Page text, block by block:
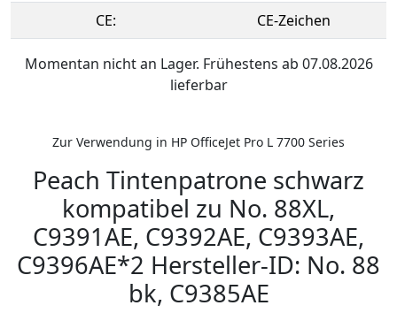
CE:
CE-Zeichen
Momentan nicht an Lager. Frühestens ab 07.08.2026
lieferbar
Zur Verwendung in HP OfficeJet Pro L 7700 Series
Peach Tintenpatrone schwarz
kompatibel zu No. 88XL,
C9391AE, C9392AE, C9393AE,
C9396AE*2 Hersteller-ID: No. 88
bk, C9385AE